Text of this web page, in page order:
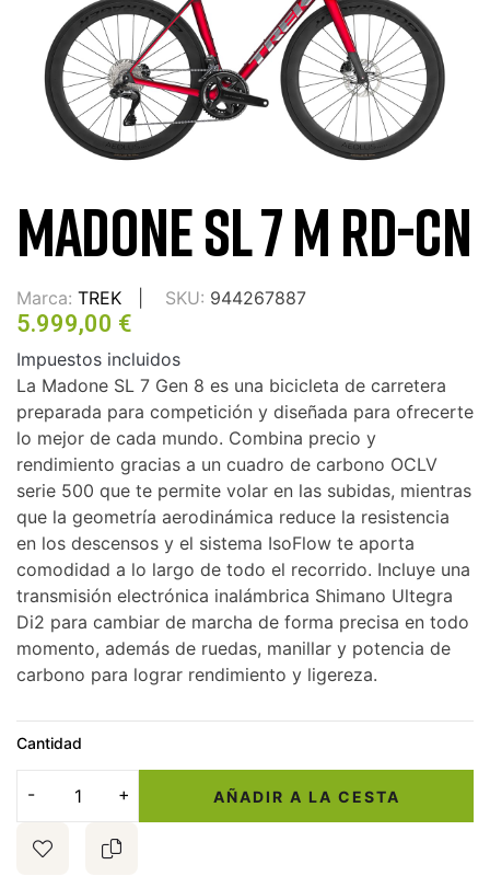
MADONE SL 7 M RD-CN
Marca: TREK SKU: 944267887
5.999,00 €
Impuestos incluidos
La Madone SL 7 Gen 8 es una bicicleta de carretera
preparada para competición y diseñada para ofrecerte
lo mejor de cada mundo. Combina precio y
rendimiento gracias a un cuadro de carbono OCLV
serie 500 que te permite volar en las subidas, mientras
que la geometría aerodinámica reduce la resistencia
en los descensos y el sistema IsoFlow te aporta
comodidad a lo largo de todo el recorrido. Incluye una
transmisión electrónica inalámbrica Shimano Ultegra
Di2 para cambiar de marcha de forma precisa en todo
momento, además de ruedas, manillar y potencia de
carbono para lograr rendimiento y ligereza.
Cantidad
AÑADIR A LA CESTA